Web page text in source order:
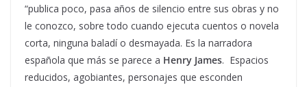
“publica poco, pasa años de silencio entre sus obras y no
le conozco, sobre todo cuando ejecuta cuentos o novela
corta, ninguna baladí o desmayada. Es la narradora
española que más se parece a Henry James. Espacios
reducidos, agobiantes, personajes que esconden